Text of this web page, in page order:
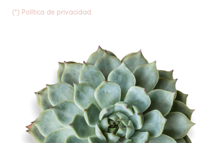
(*) Política de privacidad.